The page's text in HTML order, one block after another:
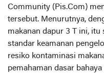
Community (Pis.Com)
tersebut. Menurutnya,
makanan dapur 3 T ini,
standar keamanan
resiko kontaminasi
pemahaman dasar